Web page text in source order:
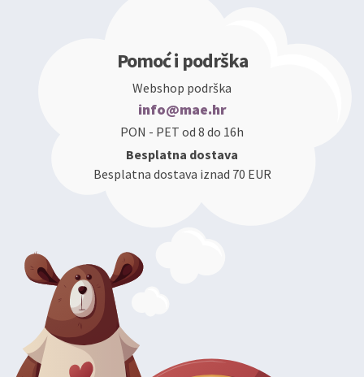
Pomoć i podrška
Webshop podrška
info@mae.hr
PON - PET od 8 do 16h
Besplatna dostava
Besplatna dostava iznad 70 EUR